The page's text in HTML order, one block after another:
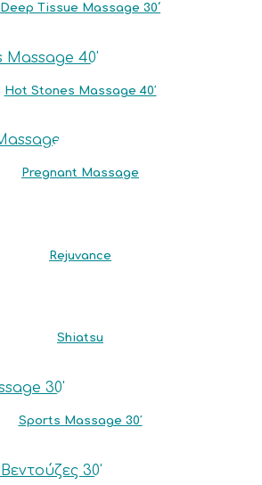
Deep Tissue Massage 30΄
Hot Stones Massage 40′
Pregnant Massage
Rejuvance
Shiatsu
Sports Massage 30′